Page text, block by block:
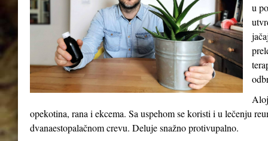
u
opekotina, rana i ekcema. Sa uspehom se koristi i u lečenju
dvanaestopalačnom crevu. Deluje snažno protivupalno.